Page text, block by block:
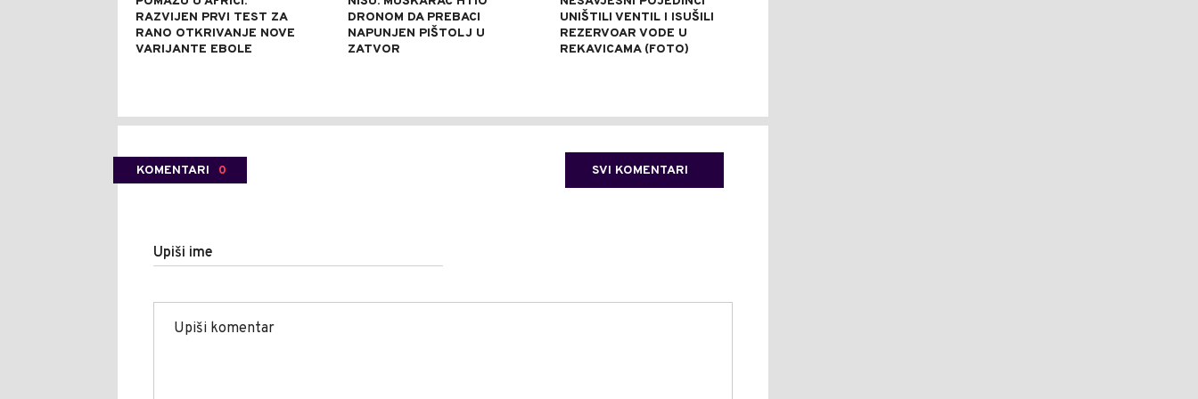
RAZVIJEN PRVI TEST ZA
RANO OTKRIVANJE NOVE
VARIJANTE EBOLE
DRONOM DA PREBACI
NAPUNJEN PIŠTOLJ U
ZATVOR
UNIŠTILI VENTIL I ISUŠILI
REZERVOAR VODE U
REKAVICAMA (FOTO)
KOMENTARI 0 SVI KOMENTARI
Upiši ime